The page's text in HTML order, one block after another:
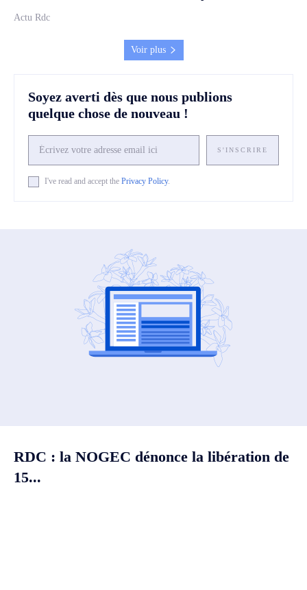
Actu Rdc
Voir plus
Soyez averti dès que nous publions
quelque chose de nouveau !
S'INSCRIRE
I've read and accept the Privacy Policy.
RDC : la NOGEC dénonce la libération de
15...